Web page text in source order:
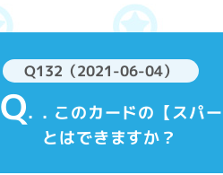
Q132（2021-06-04）
Q . このカードの【スパ
とはできますか？